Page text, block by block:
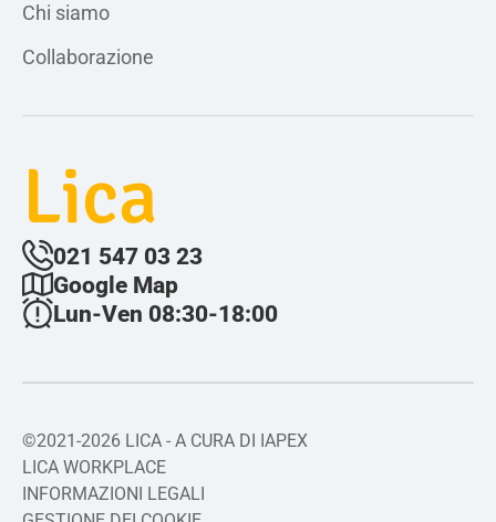
Chi siamo
Collaborazione
Lica
021 547 03 23
Google Map
Lun-Ven 08:30-18:00
©2021-2026 LICA - A CURA DI IAPEX
LICA WORKPLACE
INFORMAZIONI LEGALI